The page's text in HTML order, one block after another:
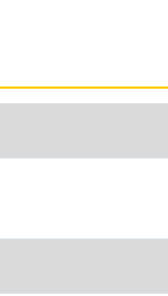
你追蹤你的日常
來設定你的目
或 iPod touch